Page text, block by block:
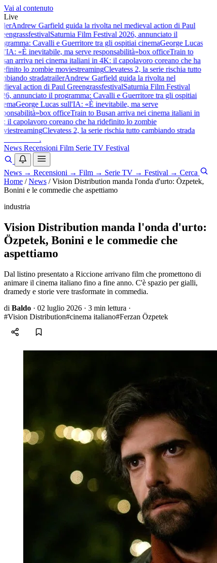
Vai al contenuto
Live
Andrew Garfield guida la rivolta nel medieval action di Paul
festivalSaturnia Film Festival 2026, annunciato il
Cavalli e Guerritore tra gli ospitiai cinemaGeorge Lucas
«È inevitabile, ma serve responsabilità»box officeTrain to
arriva nei cinema italiani in 4K: il capolavoro coreano che ha
lo zombie moviestreamingClevatess 2, la serie rischia tutto
stradatrailerAndrew Garfield guida la rivolta nel
action di Paul GreengrassfestivalSaturnia Film Festival
annunciato il programma: Cavalli e Guerritore tra gli ospitiai
George Lucas sull'IA: «È inevitabile, ma serve
box officeTrain to Busan arriva nei cinema italiani in
il capolavoro coreano che ha ridefinito lo zombie
streamingClevatess 2, la serie rischia tutto cambiando strada
.
News Recensioni Film Serie TV Festival
News → Recensioni → Film → Serie TV → Festival → Cerca
Home / News / Vision Distribution manda l'onda d'urto: Özpetek,
Bonini e le commedie che aspettiamo
industria
Vision Distribution manda l'onda d'urto:
Özpetek, Bonini e le commedie che
aspettiamo
Dal listino presentato a Riccione arrivano film che promettono di
animare il cinema italiano fino a fine anno. C'è spazio per gialli,
dramedy e storie vere trasformate in commedia.
di Baldo · 02 luglio 2026 · 3 min lettura ·
#Vision Distribution#cinema italiano#Ferzan Özpetek